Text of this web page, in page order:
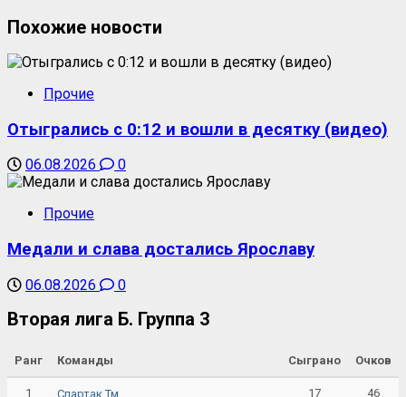
Похожие новости
Прочие
Отыгрались с 0:12 и вошли в десятку (видео)
06.08.2026 0
Прочие
Медали и слава достались Ярославу
06.08.2026 0
Вторая лига Б. Группа 3
Ранг Команды Сыграно Очков
1 Спартак Тм 17 46